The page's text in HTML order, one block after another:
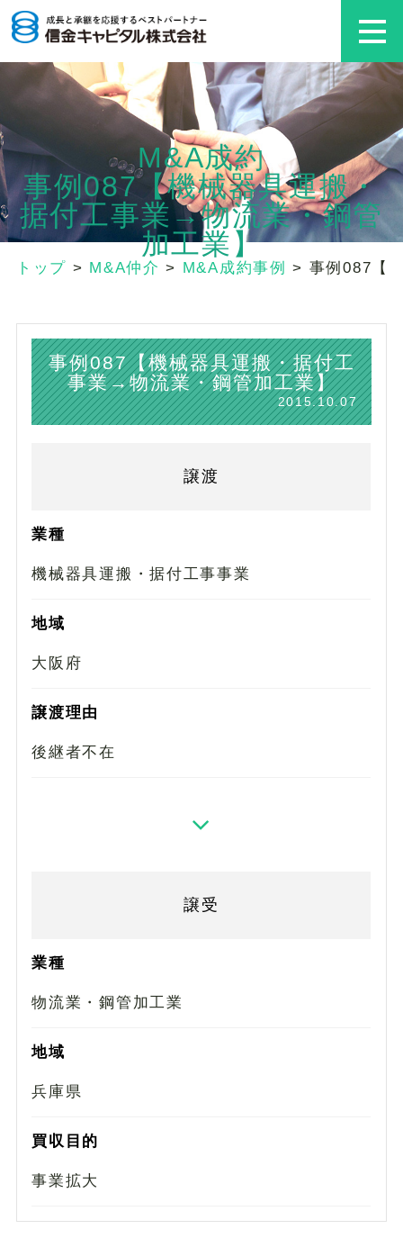
M&A成約
事例087【機械器具運搬・
据付工事業→物流業・鋼管
加工業】
トップ > M&A仲介 > M&A成約事例 > 事例087【
事例087【機械器具運搬・据付工
事業→物流業・鋼管加工業】
2015.10.07
譲渡
業種
機械器具運搬・据付工事事業
地域
大阪府
譲渡理由
後継者不在
譲受
業種
物流業・鋼管加工業
地域
兵庫県
買収目的
事業拡大